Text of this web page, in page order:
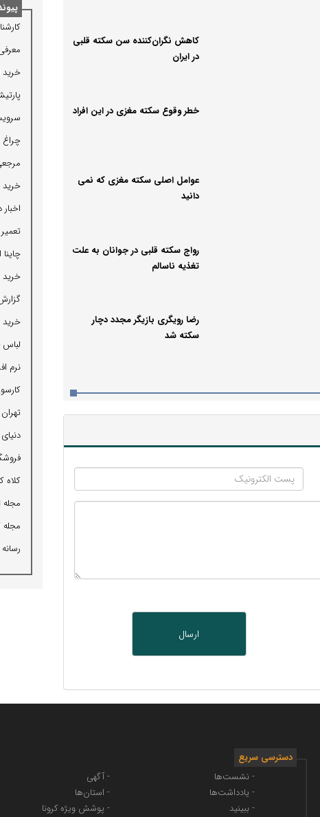
کاهش نگران‌کننده سن سکته قلبی
در ایران
خطر وقوع سکته مغزی در این افراد
عوامل اصلی سکته مغزی که نمی
دانید
رواج سکته قلبی در جوانان به علت
تغذیه ناسالم
رضا رویگری بازیگر مجدد دچار
سکته شد
خرید
خرید
خرید
لباس
نرم
كلاه
مجله
مجله
دسترسی سریع
- نشست‌ها
- یادداشت‌ها
- ببینید
- آگهی
- استان‌ها
- پوشش ویژه کرونا